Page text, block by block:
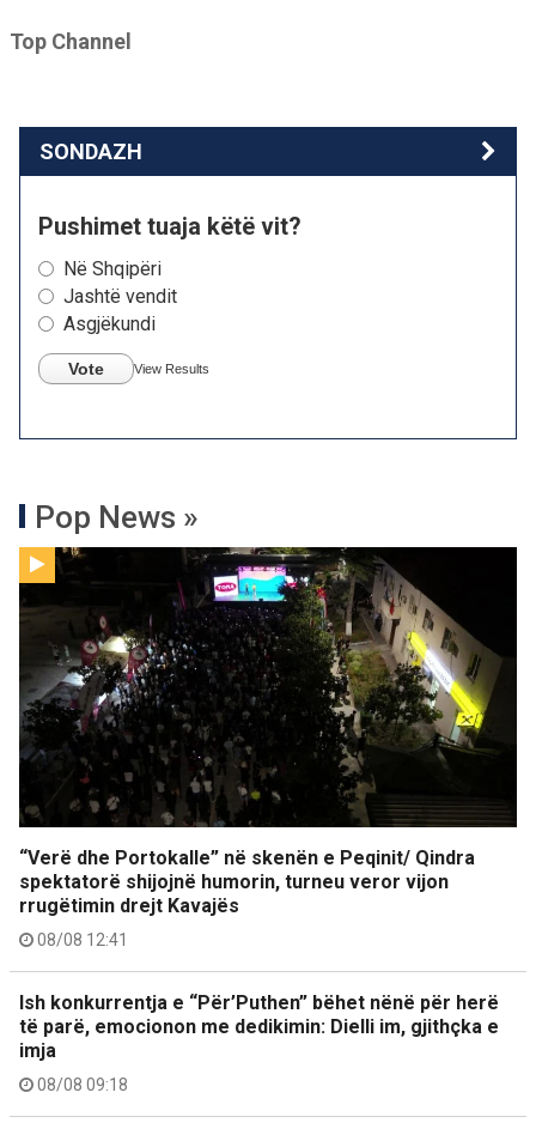
Top Channel
SONDAZH
Pushimet tuaja këtë vit?
Në Shqipëri
Jashtë vendit
Asgjëkundi
Vote View Results
Pop News »
“Verë dhe Portokalle” në skenën e Peqinit/ Qindra
spektatorë shijojnë humorin, turneu veror vijon
rrugëtimin drejt Kavajës
08/08 12:41
Ish konkurrentja e “Për’Puthen” bëhet nënë për herë
të parë, emocionon me dedikimin: Dielli im, gjithçka e
imja
08/08 09:18